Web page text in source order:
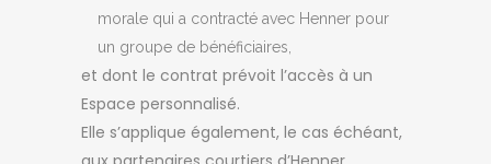
morale qui a contracté avec Henner pour
un groupe de bénéficiaires,
et dont le contrat prévoit l’accès à un
Espace personnalisé.
Elle s’applique également, le cas échéant,